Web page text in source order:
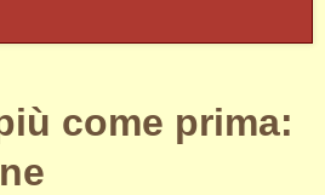
come prima: